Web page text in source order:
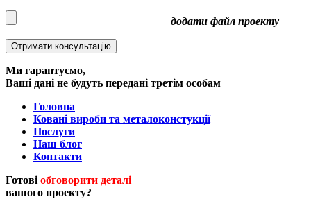
додати файл проекту
Ми гарантуємо,
Ваші дані не будуть передані третім особам
Головна
Ковані вироби та металоконстукції
Послуги
Наш блог
Контакти
Готові обговорити деталі
вашого проекту?